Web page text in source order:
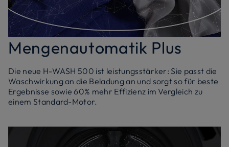
Mengenautomatik Plus
Die neue H-WASH 500 ist leistungsstärker: Sie passt die
Waschwirkung an die Beladung an und sorgt so für beste
Ergebnisse sowie 60% mehr Effizienz im Vergleich zu
einem Standard-Motor.